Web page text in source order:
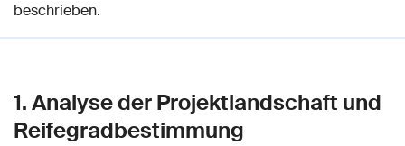
beschrieben.
1. Analyse der Projektlandschaft und
Reifegradbestimmung